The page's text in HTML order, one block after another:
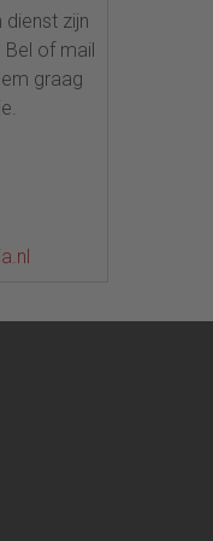
dienst zijn
Bel of mail
graag